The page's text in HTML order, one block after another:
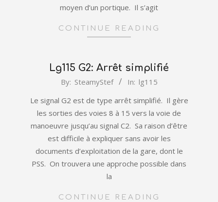
moyen d’un portique. Il s’agit
CONTINUE READING
Lg115 G2: Arrêt simplifié
01
By: SteamyStef In: lg115
Le signal G2 est de type arrêt simplifié. Il gère
les sorties des voies 8 à 15 vers la voie de
manoeuvre jusqu’au signal C2. Sa raison d’être
est difficile à expliquer sans avoir les
documents d’exploitation de la gare, dont le
PSS. On trouvera une approche possible dans
la
CONTINUE READING